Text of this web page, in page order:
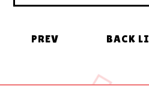
PREV BACK